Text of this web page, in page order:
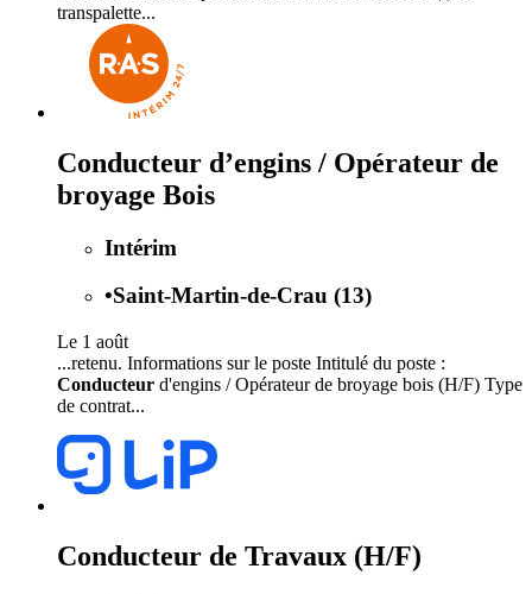
transpalette...
Conducteur d’engins / Opérateur de
broyage Bois
Intérim
•Saint-Martin-de-Crau (13)
Le 1 août
...retenu. Informations sur le poste Intitulé du poste :
Conducteur d'engins / Opérateur de broyage bois (H/F) Type
de contrat...
Conducteur de Travaux (H/F)